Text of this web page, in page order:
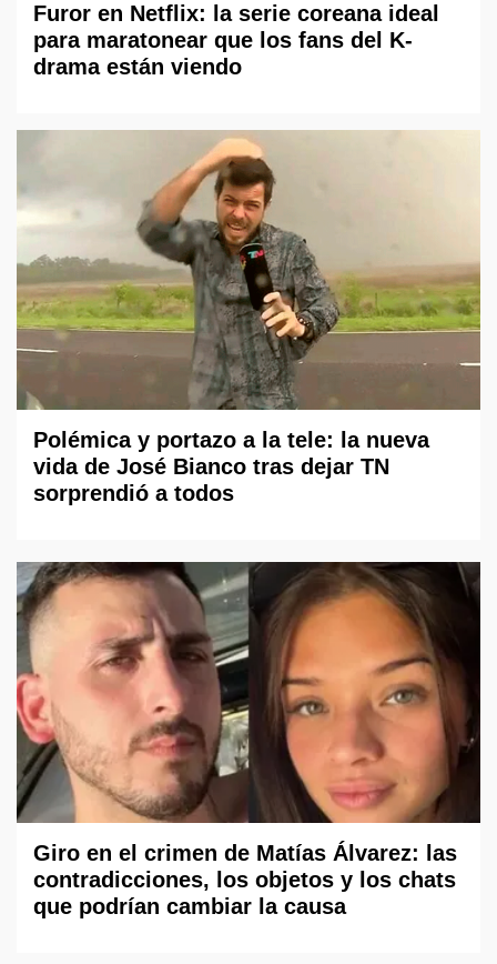
Furor en Netflix: la serie coreana ideal
para maratonear que los fans del K-
drama están viendo
Polémica y portazo a la tele: la nueva
vida de José Bianco tras dejar TN
sorprendió a todos
Giro en el crimen de Matías Álvarez: las
contradicciones, los objetos y los chats
que podrían cambiar la causa